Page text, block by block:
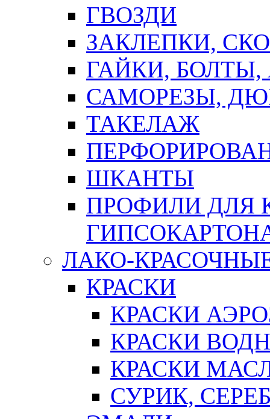
ГВОЗДИ
ЗАКЛЕПКИ,
ГАЙКИ,
САМОРЕЗЫ,
ТАКЕЛАЖ
ШКАНТЫ
ПРОФИЛИ ДЛЯ
ЛАКО-
КРАСКИ
КРАСКИ
КРАСКИ
КРАСКИ
СУРИК,